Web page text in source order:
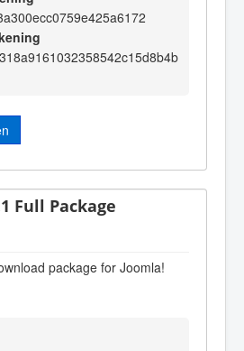
Full Package
package for Joomla!